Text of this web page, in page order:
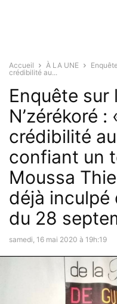
Accueil À LA UNE
crédibilité au...
Enquête
N’zérékoré :
crédibilité
confiant un
Moussa
déjà inculpé
du 28
samedi, 16 mai 2020 à 19h:19